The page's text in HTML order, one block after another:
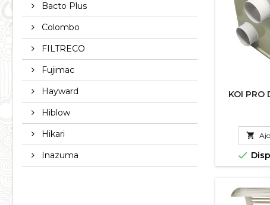
Bacto Plus
Colombo
FILTRECO
Fujimac
Hayward
Hiblow
Hikari
Inazuma
KOI PRO

